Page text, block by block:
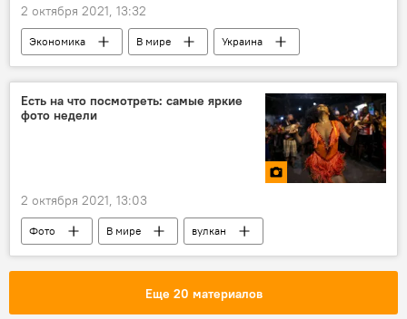
2 октября 2021, 13:32
Экономика В мире
Украина
Россия
Венгрия "Газпром"
Есть на что посмотреть: самые яркие
фото недели
2 октября 2021, 13:03
Фото В мире
вулкан
мода
Джеймс Бонд свадьба
Еще 20 материалов